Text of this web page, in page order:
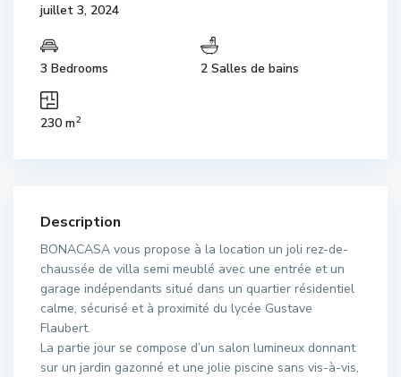
juillet 3, 2024
3 Bedrooms 2 Salles de bains
230 m2
Description
BONACASA vous propose à la location un joli rez-de-
chaussée de villa semi meublé avec une entrée et un
garage indépendants situé dans un quartier résidentiel
calme, sécurisé et à proximité du lycée Gustave
Flaubert.
La partie jour se compose d’un salon lumineux donnant
sur un jardin gazonné et une jolie piscine sans vis-à-vis,